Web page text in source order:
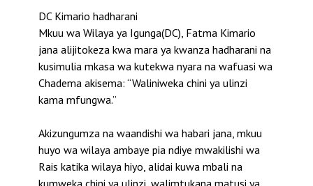
DC Kimario hadharani
Mkuu wa Wilaya ya Igunga(DC), Fatma Kimario
jana alijitokeza kwa mara ya kwanza hadharani na
kusimulia mkasa wa kutekwa nyara na wafuasi wa
Chadema akisema: “Waliniweka chini ya ulinzi
kama mfungwa.”
Akizungumza na waandishi wa habari jana, mkuu
huyo wa wilaya ambaye pia ndiye mwakilishi wa
Rais katika wilaya hiyo, alidai kuwa mbali na
kumweka chini ya ulinzi, walimtukana matusi ya